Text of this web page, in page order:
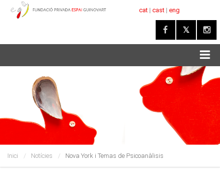
cat| cast| eng
Inici Notícies Nova York i Temas de Psicoanàlisis